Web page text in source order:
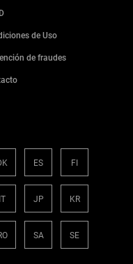
de Uso
de fraudes
ES FI
IT JP KR
SA SE